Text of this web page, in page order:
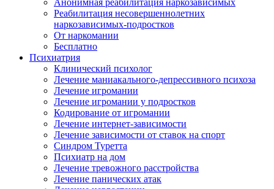
Анонимная реабилитация наркозависимых
Реабилитация несовершеннолетних
наркозависимых-подростков
От наркомании
Бесплатно
Психиатрия
Клинический психолог
Лечение маниакального-депрессивного психоза
Лечение игромании
Лечение игромании у подростков
Кодирование от игромании
Лечение интернет-зависимости
Лечение зависимости от ставок на спорт
Синдром Туретта
Психиатр на дом
Лечение тревожного расстройства
Лечение панических атак